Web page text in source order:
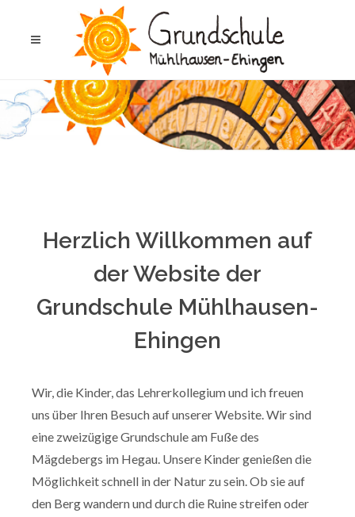
Herzlich Willkommen auf
der Website der
Grundschule Mühlhausen-
Ehingen
Wir, die Kinder, das Lehrerkollegium und ich freuen
uns über Ihren Besuch auf unserer Website. Wir sind
eine zweizügige Grundschule am Fuße des
Mägdebergs im Hegau. Unsere Kinder genießen die
Möglichkeit schnell in der Natur zu sein. Ob sie auf
den Berg wandern und durch die Ruine streifen oder